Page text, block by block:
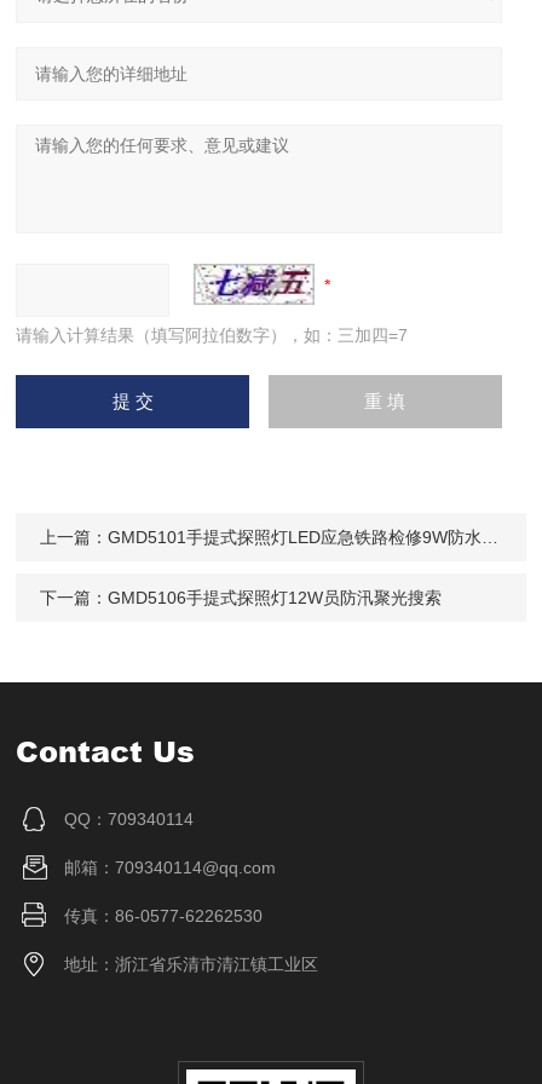
请输入计算结果（填写阿拉伯数字），如：三加四=7
上一篇：GMD5101手提式探照灯LED应急铁路检修9W防水抢修
下一篇：GMD5106手提式探照灯12W员防汛聚光搜索
Contact Us
QQ：709340114
邮箱：709340114@qq.com
传真：86-0577-62262530
地址：浙江省乐清市清江镇工业区